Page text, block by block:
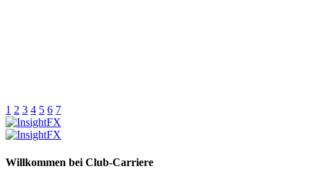
1 2 3 4 5 6 7
Willkommen bei Club-Carriere